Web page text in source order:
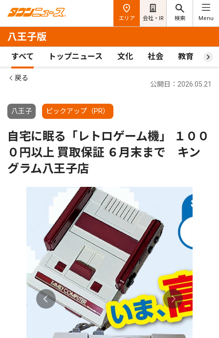
エリア 会社・IR 検索 Menu
八王子版
すべて トップニュース 文化 社会 教育 ス
戻る
八王子 ピックアップ（PR）
公開日：2026.05.21
自宅に眠る「レトロゲーム機」 １００
０円以上 買取保証 ６月末まで キン
グラム八王子店